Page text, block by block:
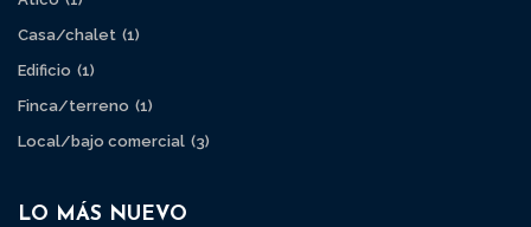
Casa/chalet (1)
Edificio (1)
Finca/terreno (1)
Local/bajo comercial (3)
LO MÁS NUEVO